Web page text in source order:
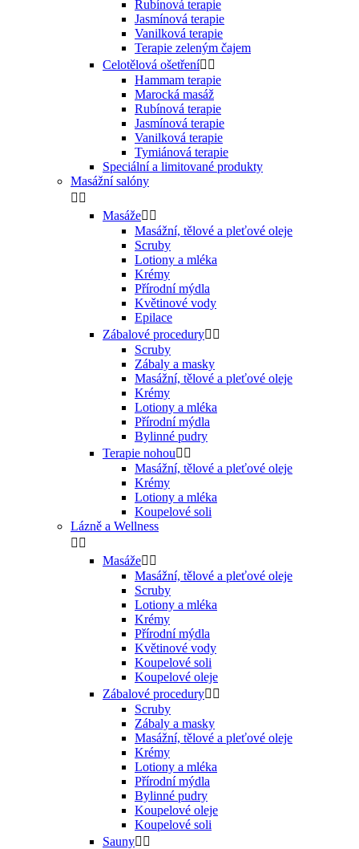
Rubínová terapie
Jasmínová terapie
Vanilková terapie
Terapie zeleným čajem
Celotělová ošetření 
Hammam terapie
Marocká masáž
Rubínová terapie
Jasmínová terapie
Vanilková terapie
Tymiánová terapie
Speciální a limitované produkty
Masážní salóny
 
Masáže 
Masážní, tělové a pleťové oleje
Scruby
Lotiony a mléka
Krémy
Přírodní mýdla
Květinové vody
Epilace
Zábalové procedury 
Scruby
Zábaly a masky
Masážní, tělové a pleťové oleje
Krémy
Lotiony a mléka
Přírodní mýdla
Bylinné pudry
Terapie nohou 
Masážní, tělové a pleťové oleje
Krémy
Lotiony a mléka
Koupelové soli
Lázně a Wellness
 
Masáže 
Masážní, tělové a pleťové oleje
Scruby
Lotiony a mléka
Krémy
Přírodní mýdla
Květinové vody
Koupelové soli
Koupelové oleje
Zábalové procedury 
Scruby
Zábaly a masky
Masážní, tělové a pleťové oleje
Krémy
Lotiony a mléka
Přírodní mýdla
Bylinné pudry
Koupelové oleje
Koupelové soli
Sauny 